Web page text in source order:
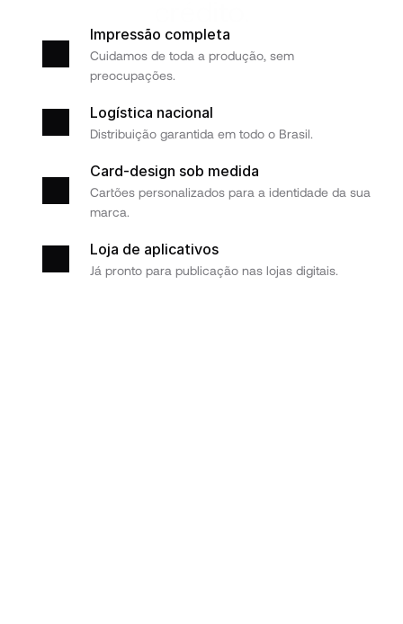
Impressão completa
Cuidamos de toda a produção, sem
preocupações.
Logística nacional
Distribuição garantida em todo o Brasil.
Card-design sob medida
Cartões personalizados para a identidade da sua
marca.
Loja de aplicativos
Já pronto para publicação nas lojas digitais.